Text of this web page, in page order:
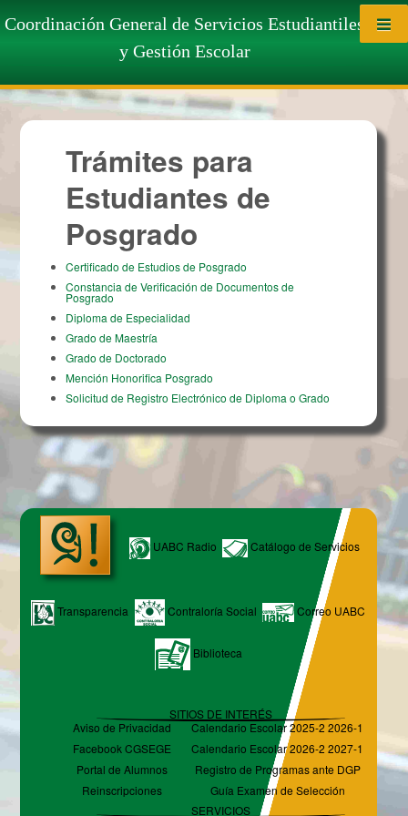
Coordinación General de Servicios Estudiantiles
y Gestión Escolar
Trámites para Estudiantes de
Posgrado
Trámites para
Estudiantes de
Posgrado
Certificado de Estudios de Posgrado
Constancia de Verificación de Documentos de
Posgrado
Diploma de Especialidad
Grado de Maestría
Grado de Doctorado
Mención Honorifica Posgrado
Solicitud de Registro Electrónico de Diploma o Grado
UABC Radio Catálogo de Servicios
Transparencia Contraloría Social Correo UABC
Biblioteca
SITIOS DE INTERÉS
Aviso de Privacidad
Calendario Escolar 2025-2 2026-1
Facebook CGSEGE
Calendario Escolar 2026-2 2027-1
Portal de Alumnos
Registro de Programas ante DGP
Reinscripciones
Guía Examen de Selección
SERVICIOS